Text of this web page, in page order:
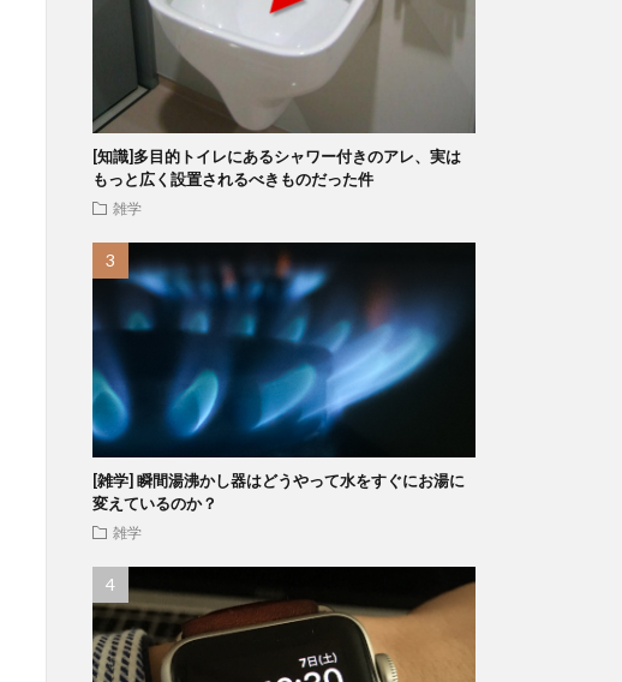
[知識]多目的トイレにあるシャワー付きのアレ、実は
もっと広く設置されるべきものだった件
雑学
[雑学] 瞬間湯沸かし器はどうやって水をすぐにお湯に
変えているのか？
雑学